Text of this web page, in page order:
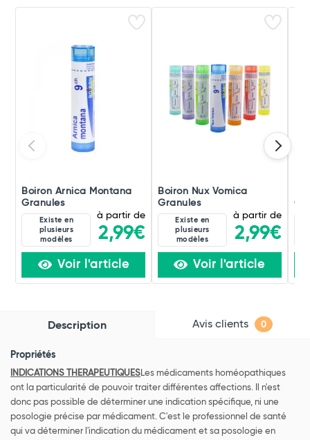
Boiron Arnica Montana
Granules
Existe en
plusieurs
modèles
à partir de
2,99€
Voir l'article
Boiron Nux Vomica
Granules
Existe en
plusieurs
modèles
à partir de
2,99€
Voir l'article
Description Avis clients 0
Propriétés
INDICATIONS THERAPEUTIQUESLes médicaments homéopathiques
ont la particularité de pouvoir traiter différentes affections. Il n'est
donc pas possible de déterminer une indication spécifique, ni une
posologie précise par médicament. C'est le professionnel de santé
qui va déterminer l'indication du médicament et sa posologie en